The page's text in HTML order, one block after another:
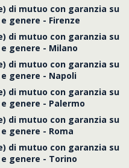
di mutuo con garanzia su
genere - Firenze
di mutuo con garanzia su
genere - Milano
di mutuo con garanzia su
genere - Napoli
di mutuo con garanzia su
genere - Palermo
di mutuo con garanzia su
genere - Roma
di mutuo con garanzia su
genere - Torino